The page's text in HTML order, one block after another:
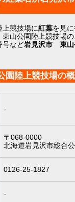
競技場に紅葉を見
山公園陸上競技場の
号など岩見沢市 東山
陸上競技場の
-
〒068-0000
北海道岩見沢市総合
0126-25-1827
-